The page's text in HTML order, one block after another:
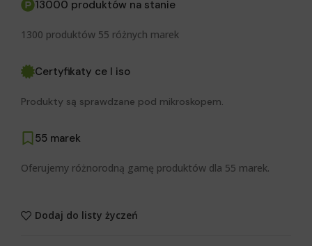
13000 produktów na stanie
1300 produktów 55 różnych marek
Certyfikaty ce I iso
Produkty są sprawdzane pod mikroskopem.
55 marek
Oferujemy różnorodną gamę produktów dla 55 marek.
Dodaj do listy życzeń